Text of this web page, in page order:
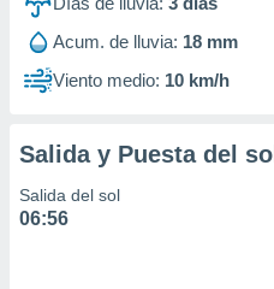
Acum. de lluvia: 18 mm
Viento medio: 10 km/h
Salida y Puesta del sol
Salida del sol
06:56